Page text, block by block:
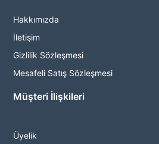
Hakkımızda
İletişim
Gizlilik Sözleşmesi
Mesafeli Satış Sözleşmesi
Müşteri İlişkileri
Üyelik